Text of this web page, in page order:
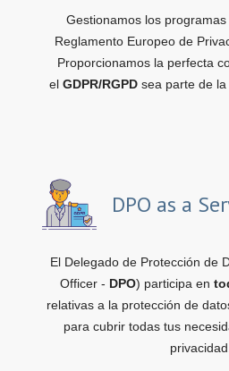
Gestionamos los programas
Reglamento Europeo de
Proporcionamos la perfecta
el GDPR/RGPDsea parte de la
DPO as a
El Delegado de Protección de
Officer - DPO) participa en
relativas a la protección de
para cubrir todas tus
privacidad.